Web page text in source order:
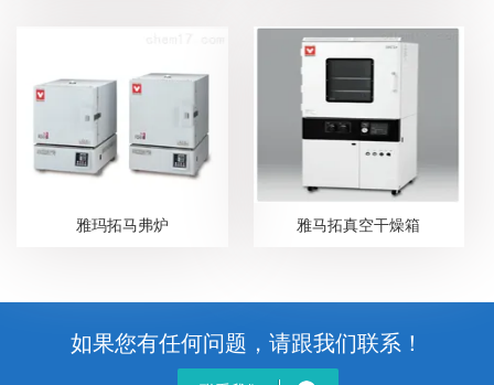
雅玛拓马弗炉 雅马拓真空干燥箱
如果您有任何问题，请跟我们联系！